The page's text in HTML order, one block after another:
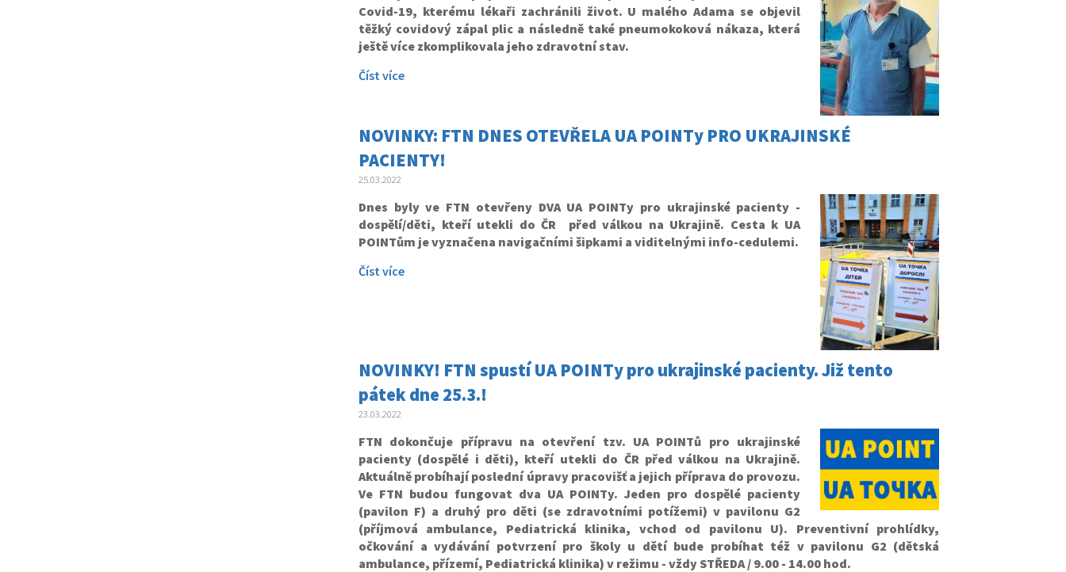
Covid-19, kterému lékaři zachránili život. U malého Adama se objevil
těžký covidový zápal plic a následně také pneumokoková nákaza, která
ještě více zkomplikovala jeho zdravotní stav.
Číst více
NOVINKY: FTN DNES OTEVŘELA UA POINTy PRO UKRAJINSKÉ
PACIENTY!
25.03.2022
Dnes byly ve FTN otevřeny DVA UA POINTy pro ukrajinské pacienty -
dospělí/děti, kteří utekli do ČR před válkou na Ukrajině. Cesta k UA
POINTům je vyznačena navigačními šipkami a viditelnými info-cedulemi.
Číst více
NOVINKY! FTN spustí UA POINTy pro ukrajinské pacienty. Již tento
pátek dne 25.3.!
23.03.2022
FTN dokončuje přípravu na otevření tzv. UA POINTů pro ukrajinské
pacienty (dospělé i děti), kteří utekli do ČR před válkou na Ukrajině.
Aktuálně probíhají poslední úpravy pracovišť a jejich příprava do provozu.
Ve FTN budou fungovat dva UA POINTy. Jeden pro dospělé pacienty
(pavilon F) a druhý pro děti (se zdravotními potížemi) v pavilonu G2
(příjmová ambulance, Pediatrická klinika, vchod od pavilonu U). Preventivní prohlídky,
očkování a vydávání potvrzení pro školy u dětí bude probíhat též v pavilonu G2 (dětská
ambulance, přízemí, Pediatrická klinika) v režimu - vždy STŘEDA / 9.00 - 14.00 hod.